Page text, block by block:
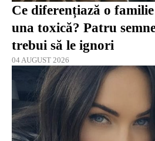
Ce diferențiază o
una toxică? Patru
trebui să le ignori
04 AUGUST 2026